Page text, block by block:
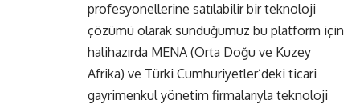
profesyonellerine satılabilir bir teknoloji
çözümü olarak sunduğumuz bu platform için
halihazırda MENA (Orta Doğu ve Kuzey
Afrika) ve Türki Cumhuriyetler’deki ticari
gayrimenkul yönetim firmalarıyla teknoloji